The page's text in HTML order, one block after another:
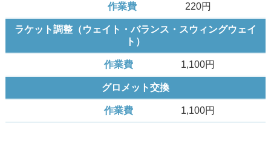
220円
ラケット調整（ウェイト・バランス・スウィングウェイ
ト）
1,100円
グロメット交換
1,100円